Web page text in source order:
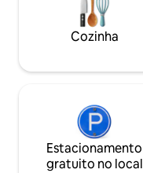
Cozinha
Estacionamento
gratuito no local